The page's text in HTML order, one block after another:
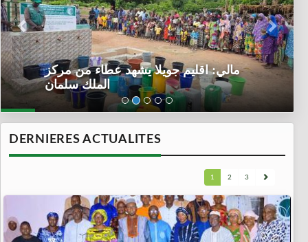
مالي: اقليم جويلا يشهد عطاء من مركز
الملك سلمان
DERNIERES ACTUALITES
1 2 3